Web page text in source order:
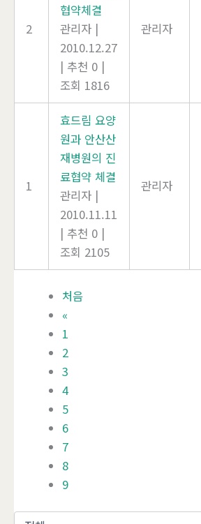
2
협약체결
관리자 |
2010.12.27
| 추천 0 |
조회 1816
관리자
1
효드림 요양
원과 안산산
재병원의 진
료협약 체결
관리자 |
2010.11.11
| 추천 0 |
조회 2105
관리자
처음
«
1
2
3
4
5
6
7
8
9